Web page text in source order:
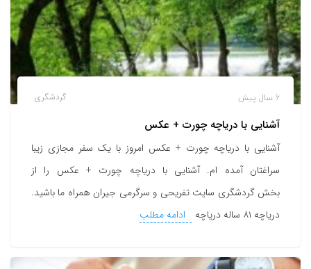
گردشگری 6 سال پیش
آشنایی با دریاچه چورت + عکس
آشنایی با دریاچه چورت + عکس امروز با یک سفر مجازی زیبا
سراغتان آمده ام. آشنایی با دریاچه چورت + عکس را از
بخش گردشگری سایت تفریحی و سرگرمی جیران همراه ما باشید.
دریاچه ۸۱ ساله دریاچه
ادامه مطلب